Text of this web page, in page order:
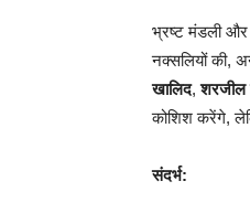
भ्रष्ट मंडली
नक्सलियों की,
खालिद,शरजील
कोशिश करेंगे,
संदर्भ: